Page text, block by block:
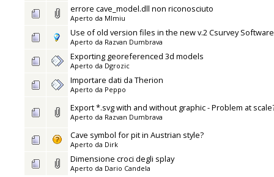
errore cave_model.dll non riconosciuto
Aperto da MImiu
Use of old version files in the new v.2 Csurvey Software
Aperto da Razvan Dumbrava
Exporting georeferenced 3d models
Aperto da Dgrozic
Importare dati da Therion
Aperto da Peppo
Export *.svg with and without graphic - Problem at
Aperto da Razvan Dumbrava
Cave symbol for pit in Austrian style?
Aperto da Dirk
Dimensione croci degli splay
Aperto da Dario Candela